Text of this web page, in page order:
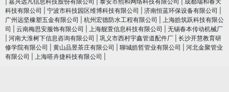
科技有限公司
宁波市科技园区维博科技有限公司 济南恒蓝环保设备有限公司
广州远坚橡塑五金有限公司
杭州宏德防水工程有限公司
上海皓筑跃科技有限公
司
云南梅思安服饰有限公司 上海舰萱信息科技有限公司
无锡春本传动机械厂
河南大淮树下信息咨询有限公司 巩义市西村宇鑫管道配件厂
长沙开慧教育研
修学院有限公司
黄山品昱茶庄有限公司 聊城皓哲管业有限公司
河北金聚管业
有限公司
上海嗒卉捷科技有限公司